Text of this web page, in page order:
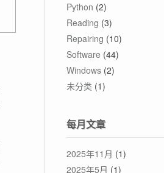
Python (2)
Reading (3)
Repairing (10)
Software (44)
Windows (2)
未分类 (1)
每月文章
2025年11月 (1)
2025年5月 (1)